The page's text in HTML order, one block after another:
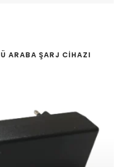
ARABA ŞARJ CIHAZI